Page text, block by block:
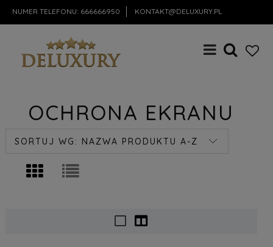
NUMER TELEFONU: 666666950 KONTAKT@DELUXURY.PL
OCHRONA EKRANU
SORTUJ WG: NAZWA PRODUKTU A-Z